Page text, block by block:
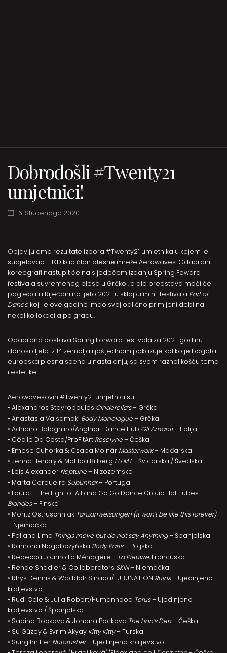
Dobrodošli #Twenty21
umjetnici!
6. Studenoga 2020.
Objavljujemo rezultate izbora #Twenty21 umjetnika u kojem je
sudjelovao i HKD kao član plesne mreže Aerowaves. Odabrani
koreografi nastupit će na sljedećem izdanju Spring Foward
festivala suvremenog plesa u Grčkoj, a dio predstava moći će
pogledati i Riječani na ljeto 2021. u sklopu mini-festivala Port of
Dance koji je ove godine imao svoj odlično primljeni debi na
nekoliko lokacija po gradu.
Odabrana postava Spring Forward festivala za 2021. godinu
donosi djela iz 14 zemalja i još jednom pokazuje koliko je bogata
europska plesna scena u nastajanju, sa svom raznolikošću tema
i estetike.
Aerowavesovih #Twenty21 umjetnici su:
• Alexandros Stavropoulos Cinderella’s– Grčka
• Anastasia Valsamaki Body Monologue– Grčka
• Adriano Bolognino/Anghiari Dance Hub Gli Amanti– Italija
• Cécile Da Costa/ProFitArt Roselyne– Češka
• Emese Cuhorka & Csaba Molnár Masterwork– Mađarska
• Jenna Hendry & Matilda Bilberg I U M I– Švicarska / Švedska
• Lois Alexander Neptune– Nizozemska
• Marta Cerqueira SubLinhar– Portugal
• Laura – The Light of All and Go Go Dance Group Hot Tubes
Blondes– Finska
• Moritz Ostruschnjak Tanzanweisungen (it won’t be like this forever)
– Njemačka
• Poliana Lima Things move but do not say Anything– Španjolska
• Ramona Nagabczyńska Body Parts– Poljska
• Rebecca Journo La Ménagère – La Pieuvre, Francuska
• Renae Shadler & Collaborators SKIN– Njemačka
• Rhys Dennis & Waddah Sinada/FUBUNATION Ruins– Ujedinjeno
kraljevstvo
• Rudi Cole & Julia Robert/Humanhood Torus– Ujedinjeno
kraljevstvo / Španjolska
• Sabina Bockova & Johana Pockova The Lion’s Den– Češka
• Su Güzey & Evrim Akyay Kitty Kitty– Turska
• Sung Im Her Nutcrusher– Ujedinjeno kraljevstvo